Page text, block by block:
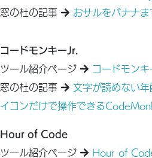
窓の杜の記事
おサルをバナナ
コードモンキーJr.
ツール紹介ページ
コードモンキ
窓の杜の記事
文字が読めない
イコンだけで操作できる
Hour of Code
ツール紹介ページ
Hour of